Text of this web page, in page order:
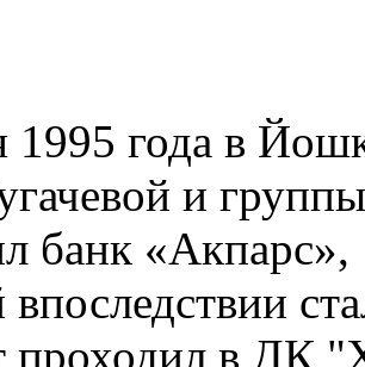
1995 года в
и
банк «Акпарс»,
проходил в ДК